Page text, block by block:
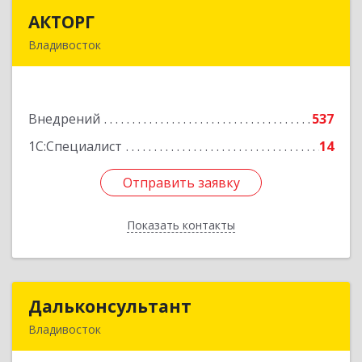
АКТОРГ
Владивосток
Внедрений
537
1С:Специалист
14
Отправить заявку
Показать контакты
Подробнее
Отправить заявку
Назад
Дальконсультант
Владивосток
Дальконсультант